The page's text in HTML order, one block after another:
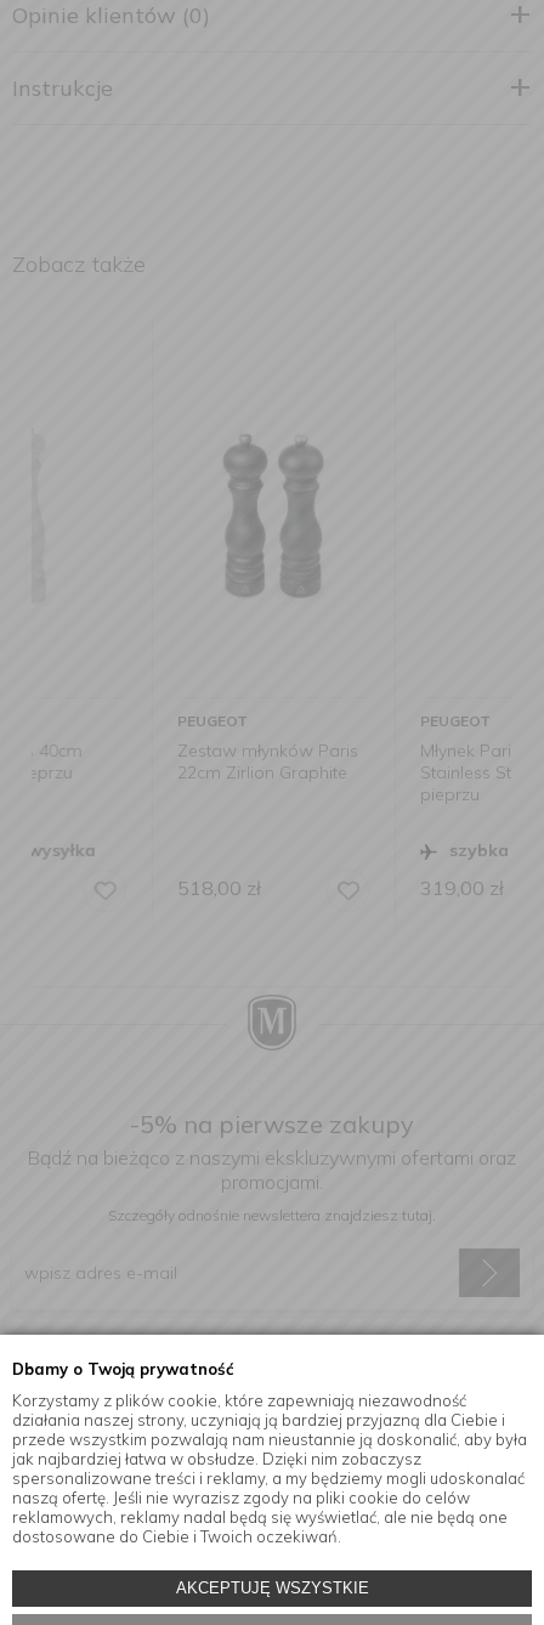
Dbamy o Twoją prywatność
Korzystamy z plików cookie, które zapewniają niezawodność
działania naszej strony, uczyniają ją bardziej przyjazną dla Ciebie i
przede wszystkim pozwalają nam nieustannie ją doskonalić, aby była
jak najbardziej łatwa w obsłudze. Dzięki nim zobaczysz
spersonalizowane treści i reklamy, a my będziemy mogli udoskonalać
naszą ofertę. Jeśli nie wyrazisz zgody na pliki cookie do celów
reklamowych, reklamy nadal będą się wyświetlać, ale nie będą one
dostosowane do Ciebie i Twoich oczekiwań.
AKCEPTUJĘ WSZYSTKIE
Opinie klientów (0)
Instrukcje
Zobacz także
Zestaw młynków Paris
22cm Zirlion Graphite
518,00
Młynek Paris 18cm
Stainless Steel do
szybka wysyłka
319,00
-5% na pierwsze zakupy
Bądź na bieżąco z naszymi ekskluzywnymi ofertami oraz
promocjami.
Szczegóły odnośnie newslettera znajdziesz tutaj.
elektroniczną na podany adres e-mail.
Informacje
Akcesoria kuchenne w sklepie internetowym MensaHome.eu